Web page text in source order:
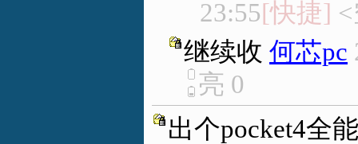
23:55[快捷]
继续收 何芯pc
亮 0
出个pocket4全